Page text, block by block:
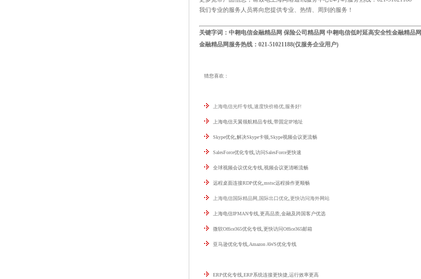
我们专业的服务人员将向您提供专业、热情、周到的服务！
关键字词： 中翱电信金融精品网 保险公司精品网 中翱电信低时延高安全性金融精品网
金融精品网 服务热线：021-51021188(仅服务企业用户)
猜您喜欢：
上海电信光纤专线,速度快价格优,服务好!
上海电信天翼领航精品专线,带固定IP地址
Skype优化,解决Skype卡顿,Skype视频会议更流畅
SalesForce优化专线,访问SalesForce更快速
全球视频会议优化专线,视频会议更清晰流畅
远程桌面连接RDP优化,mstsc远程操作更顺畅
上海电信国际精品网,国际出口优化,更快访问海外网站
上海电信IPMAN专线,更高品质,金融及跨国客户优选
微软Office365优化专线,更快访问Office365邮箱
亚马逊优化专线,Amazon AWS优化专线
ERP优化专线,ERP系统连接更快捷,运行效率更高